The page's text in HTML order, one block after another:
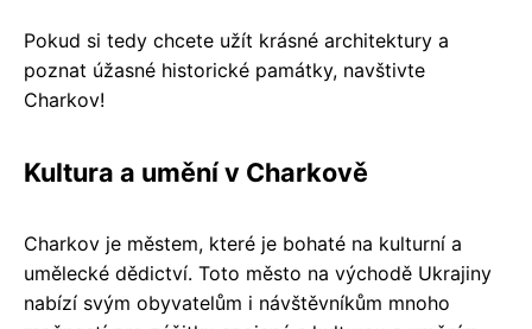
Pokud si tedy chcete užít krásné architektury a
poznat úžasné historické památky, navštivte
Charkov!
Kultura a umění v Charkově
Charkov je městem, které je bohaté na kulturní a
umělecké dědictví. Toto město na východě Ukrajiny
nabízí svým obyvatelům i návštěvníkům mnoho